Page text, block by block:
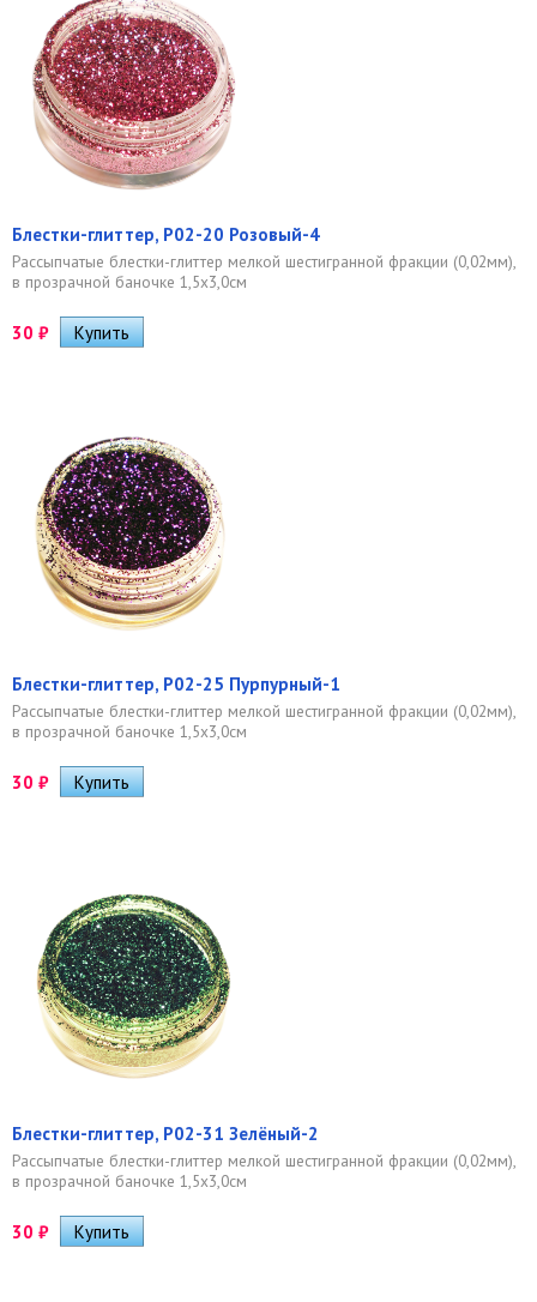
Блестки-глиттер, Р02-20 Розовый-4
Рассыпчатые блестки-глиттер мелкой шестигранной фракции (0,02мм),
в прозрачной баночке 1,5х3,0см
30 ₽
Блестки-глиттер, Р02-25 Пурпурный-1
Рассыпчатые блестки-глиттер мелкой шестигранной фракции (0,02мм),
в прозрачной баночке 1,5х3,0см
30 ₽
Блестки-глиттер, Р02-31 Зелёный-2
Рассыпчатые блестки-глиттер мелкой шестигранной фракции (0,02мм),
в прозрачной баночке 1,5х3,0см
30 ₽